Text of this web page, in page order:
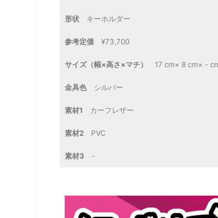
形状 キーホルダー
参考定価 ¥73,700
サイズ（幅×高さ×マチ） 17 cm× 8 cm× -
金具色シルバー
素材1 カーフレザー
素材2 PVC
素材3 -